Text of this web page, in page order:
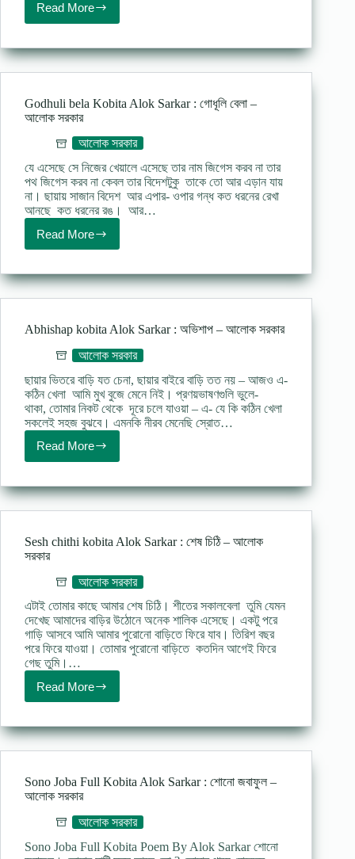
Read More
Choitro
mas
Alok
মাস
–
আলোক
সরকার
Godhuli bela Kobita Alok Sarkar : গোধূলি বেলা –
আলোক সরকার
আলোক সরকার
যে এসেছে সে নিজের খেয়ালে এসেছে তার নাম জিগেস করব না তার
পথ জিগেস করব না কেবল তার বিদেশটুকু তাকে তো আর এড়ান যায়
না। ছায়ায় সাজান বিদেশ আর এপার- ওপার গন্ধ কত ধরনের রেখা
আনছে কত ধরনের রঙ। আর…
Read More
Godhuli
bela
Alok
বেলা
–
আলোক
সরকার
Abhishap kobita Alok Sarkar : অভিশাপ – আলোক সরকার
আলোক সরকার
ছায়ার ভিতরে বাড়ি যত চেনা, ছায়ার বাইরে বাড়ি তত নয় – আজও এ-
কঠিন খেলা আমি মুখ বুজে মেনে নিই। প্রণয়ভাষণগুলি ভুলে-
থাকা, তোমার নিকট থেকে দূরে চলে যাওয়া – এ- যে কি কঠিন খেলা
সকলেই সহজ বুঝবে। এমনকি নীরব মেনেছি স্রোত…
Read More
Abhishap
kobita
Sarkar
আলোক
Sesh chithi kobita Alok Sarkar : শেষ চিঠি – আলোক
সরকার
আলোক সরকার
এটাই তোমার কাছে আমার শেষ চিঠি। শীতের সকালবেলা তুমি যেমন
দেখেছ আমাদের বাড়ির উঠোনে অনেক শালিক এসেছে। একটু পরে
গাড়ি আসবে আমি আমার পুরোনো বাড়িতে ফিরে যাব। তিরিশ বছর
পরে ফিরে যাওয়া। তোমার পুরোনো বাড়িতে কতদিন আগেই ফিরে
গেছ তুমি।…
Read More
Sesh
chithi
Alok
চিঠি
–
আলোক
সরকার
Sono Joba Full Kobita Alok Sarkar : শােনাে জবাফুল –
আলোক সরকার
আলোক সরকার
Sono Joba Full Kobita Poem By Alok Sarkar শােনাে